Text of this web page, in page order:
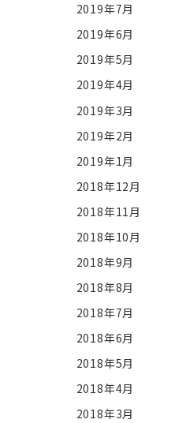
2019年7月
2019年6月
2019年5月
2019年4月
2019年3月
2019年2月
2019年1月
2018年12月
2018年11月
2018年10月
2018年9月
2018年8月
2018年7月
2018年6月
2018年5月
2018年4月
2018年3月